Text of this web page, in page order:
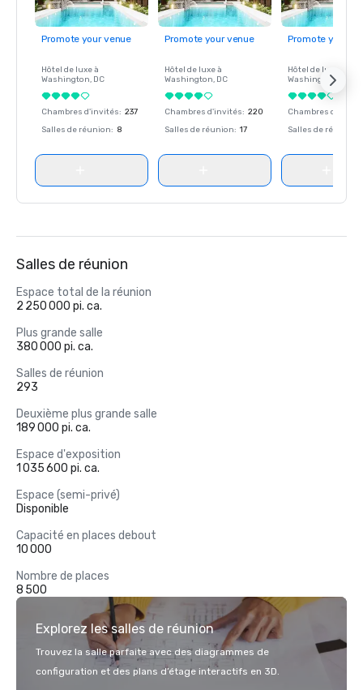
Promote your venue
Hôtel de luxe à
Washington, DC
Chambres d'invités: 237
Salles de réunion: 8
Promote your venue
Hôtel de luxe à
Washington, DC
Chambres d'invités: 220
Salles de réunion: 17
Promote your
Hôtel de luxe à
Washington
Chambres
Salles de réunion
Salles de réunion
Espace total de la réunion
2 250 000 pi. ca.
Plus grande salle
380 000 pi. ca.
Salles de réunion
293
Deuxième plus grande salle
189 000 pi. ca.
Espace d'exposition
1 035 600 pi. ca.
Espace (semi-privé)
Disponible
Capacité en places debout
10 000
Nombre de places
8 500
Explorez les salles de réunion
Trouvez la salle parfaite avec des diagrammes de
configuration et des plans d’étage interactifs en 3D.